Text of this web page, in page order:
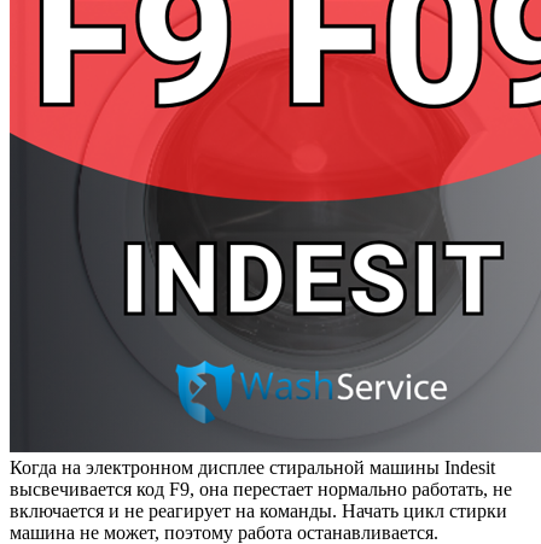
Когда на электронном дисплее стиральной машины Indesit
высвечивается код F9, она перестает нормально работать, не
включается и не реагирует на команды. Начать цикл стирки
машина не может, поэтому работа останавливается.